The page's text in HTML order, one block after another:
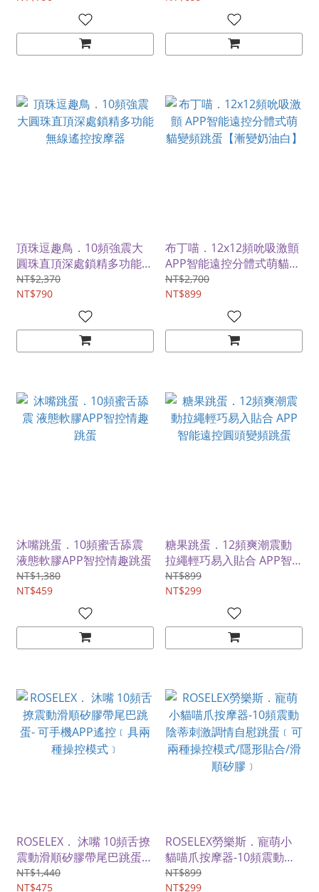
強震/親膚矽膠/磁吸充電﹞
頂珠逗趣鳥．10頻強震大
圓珠直頂深處鎖精多功能無
線遙控按摩器
NT$2,370
NT$790
布丁喵．12x12頻吮吸激顫
APP智能遠控分體式萌貓變
頻跳蛋【漸變奶油白】
NT$2,700
NT$899
沐嘴跳蛋．10頻蜜舌舔震
液態軟膠APP智控情趣跳蛋
NT$1,380
NT$459
糖果跳蛋．12頻爽潮震動
拉繩輕巧易入貼合 APP智
能遠控圓頭變頻跳蛋
NT$899
NT$299
ROSELEX． 沐嘴 10頻舌撩
震動滑順矽膠帶尾巴跳蛋-
可手機APP遙控﹝具兩種操
控模式﹞
NT$1,440
NT$475
ROSELEX勞樂斯．寵萌小
貓喵爪按摩器-10頻震動陰
蒂刺激調情自慰跳蛋﹝可兩
種操控模式/隱形貼合/滑順
NT$899
NT$299